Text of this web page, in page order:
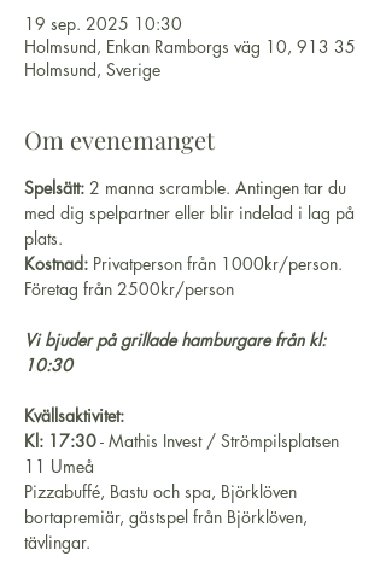
19 sep. 2025 10:30
Holmsund, Enkan Ramborgs väg 10, 913 35
Holmsund, Sverige
Om evenemanget
Spelsätt: 2 manna scramble. Antingen tar du
med dig spelpartner eller blir indelad i lag på
plats.
Kostnad: Privatperson från 1000kr/person.
Företag från 2500kr/person
Vi bjuder på grillade hamburgare från kl:
10:30
Kvällsaktivitet:
Kl: 17:30 - Mathis Invest / Strömpilsplatsen
11 Umeå
Pizzabuffé, Bastu och spa, Björklöven
bortapremiär, gästspel från Björklöven,
tävlingar.